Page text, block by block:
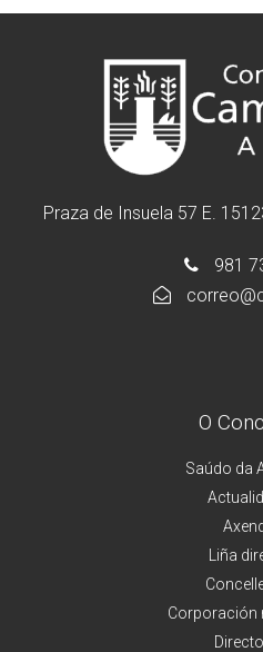
Praza de Insuela 57 E.
981
O
Saúdo da
Liña
Corporación